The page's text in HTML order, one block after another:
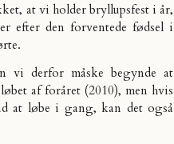
at vi holder bryllupsfest i år,
efter den forventede fødsel i
vi derfor måske begynde at
af foråret (2010), men hvis
at løbe i gang, kan det også